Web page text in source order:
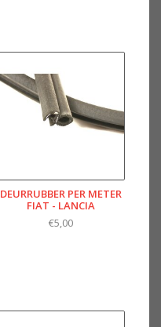
DEURRUBBER PER METER
FIAT - LANCIA
€5,00